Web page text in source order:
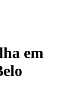
em